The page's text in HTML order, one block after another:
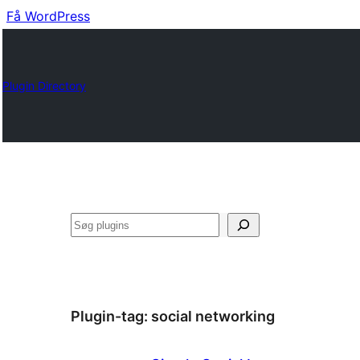
Få WordPress
Plugin Directory
Søg
Plugin-tag: social networking